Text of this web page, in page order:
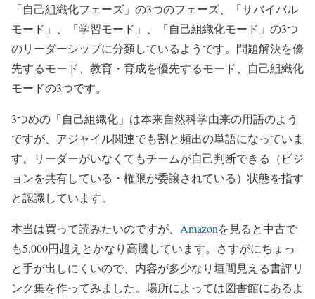
「自己組織化フェーズ」の3つのフェーズ、「サバイバル
モード」、「学習モード」、「自己組織化モード」の3つ
のリーダーシップに分類しているようです。問題解決を優
先するモード、教育・育成を優先するモード、自己組織化
モードの3つです。
3つめの「自己組織化」は本来自然科学由来の用語のよう
ですが、アジャイル関連でも割と頻出の単語になっていま
す。リーダーがいなくてもチームが自己判断できる（ビジ
ョンを共有している・権限が委譲されている）状態を指す
と認識しています。
本当は買って読みたいのですが、 Amazonを見ると中古で
も5,000円超えとかなり高騰しています。さすがにちょっ
と手が出しにくいので、内容が多少なり垣間見える書評リ
ンク集を作ってみました。場所によっては図書館にあるよ